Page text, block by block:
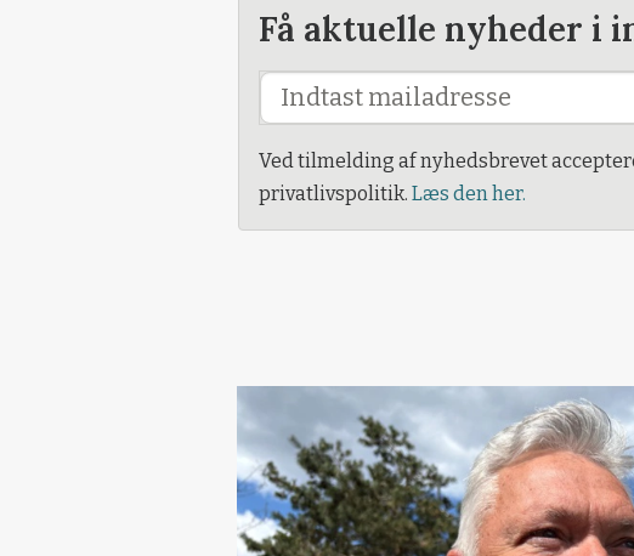
Få aktuelle nyheder i
Ved tilmelding af nyhedsbrevet
privatlivspolitik. Læs den her.